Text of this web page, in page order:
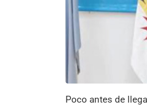
Poco antes de